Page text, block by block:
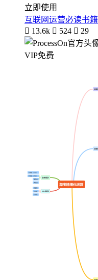
立即使用
互联网运营必读书籍
 13.6k  524  29
VIP免费